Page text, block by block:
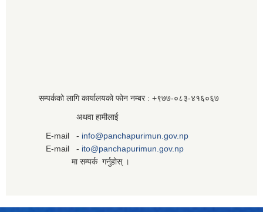
सम्पर्कको लागि कार्यालयको फोन नम्बर : +९७७-०८३‍-४१६०६७
अथवा हामीलाई
E-mail - info@panchapurimun.gov.np
E-mail - ito@panchapurimun.gov.np
मा सम्पर्क गर्नुहोस् ।